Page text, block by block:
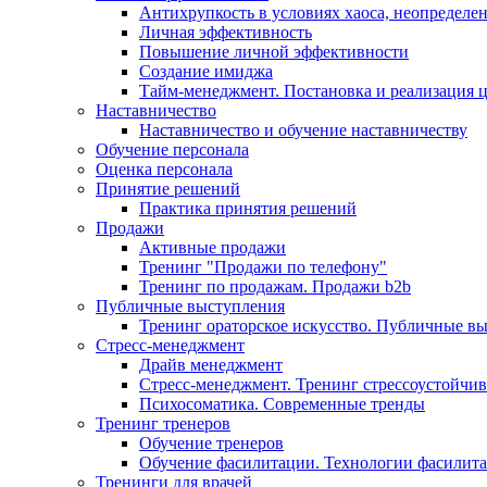
Антихрупкость в условиях хаоса,
Личная эффективность
Повышение личной эффективности
Создание имиджа
Тайм-менеджмент. Постановка и реализация
Наставничество
Наставничество и обучение наставничеству
Обучение персонала
Оценка персонала
Принятие решений
Практика принятия решений
Продажи
Активные продажи
Тренинг "Продажи по телефону"
Тренинг по продажам. Продажи b2b
Публичные выступления
Тренинг ораторское искусство. Публичные
Стресс-менеджмент
Драйв менеджмент
Стресс-менеджмент. Тренинг
Психосоматика. Современные тренды
Тренинг тренеров
Обучение тренеров
Обучение фасилитации. Технологии
Тренинги для врачей